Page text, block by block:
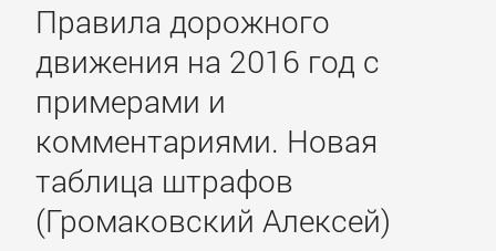
Правила дорожного
движения на 2016 год с
примерами и
комментариями. Новая
таблица штрафов
(Громаковский Алексей)
дело
Бухучет,
налогообложение,
аудит
ВЭД